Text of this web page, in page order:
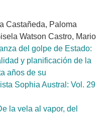
Castañeda, Paloma
Watson Castro, Mario
del golpe de Estado:
y planificación de la
años de su
Sophia Austral: Vol. 29
la vela al vapor, del